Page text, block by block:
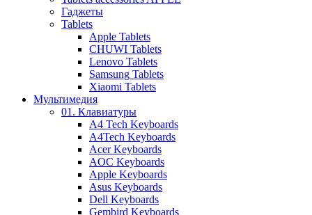
Гаджеты
Tablets
Apple Tablets
CHUWI Tablets
Lenovo Tablets
Samsung Tablets
Xiaomi Tablets
Мультимедия
01. Клавиатуры
A4 Tech Keyboards
A4Tech Keyboards
Acer Keyboards
AOC Keyboards
Apple Keyboards
Asus Keyboards
Dell Keyboards
Gembird Keyboards